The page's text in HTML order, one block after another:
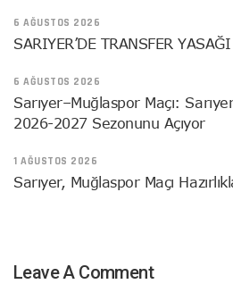
6 AĞUSTOS 2026
SARIYER’DE TRANSFER
6 AĞUSTOS 2026
Sarıyer–Muğlaspor Maçı:
2026-2027 Sezonunu Açıyor
1 AĞUSTOS 2026
Sarıyer, Muğlaspor Maçı
Leave A Comment